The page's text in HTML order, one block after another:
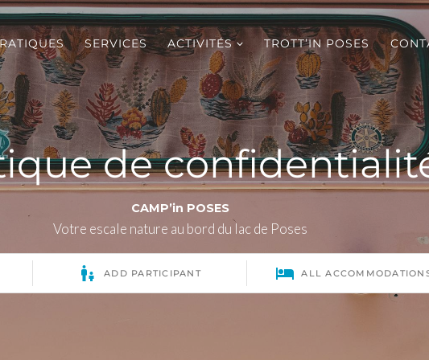
SERVICES ACTIVITÉS TROTT’IN POSES
de
CAMP’in POSES
Votre escale nature au bord du lac de Poses